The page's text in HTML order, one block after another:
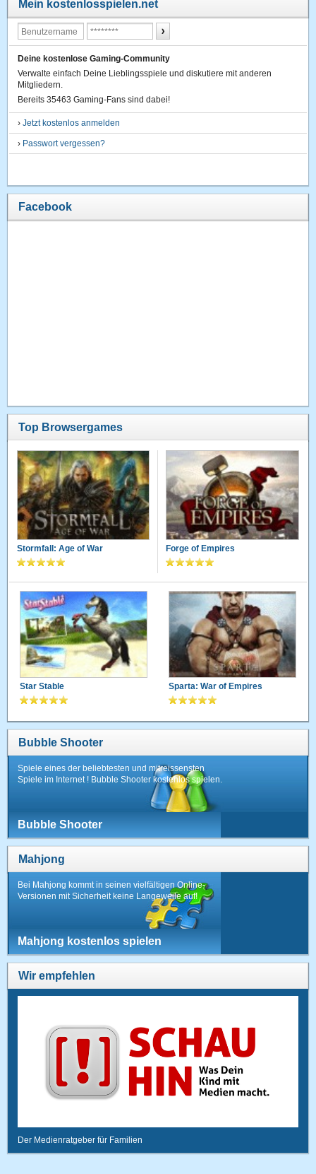
Mein kostenlosspielen.net
Deine kostenlose Gaming-Community
Verwalte einfach Deine Lieblingsspiele und diskutiere mit anderen
Mitgliedern.
Bereits 35463 Gaming-Fans sind dabei!
›Jetzt kostenlos anmelden
› Passwort vergessen?
Facebook
Top Browsergames
Stormfall: Age of War Forge of Empires
Star Stable Sparta: War of Empires
Bubble Shooter
Spiele eines der beliebtesten und mitreissensten
Spiele im Internet ! Bubble Shooter kostenlos spielen.
Bubble Shooter
Mahjong
Bei Mahjong kommt in seinen vielfältigen Online-
Versionen mit Sicherheit keine Langeweile auf!
Mahjong kostenlos spielen
Wir empfehlen
Der Medienratgeber für Familien